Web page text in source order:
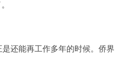
还能再工作多年的时候。侨界